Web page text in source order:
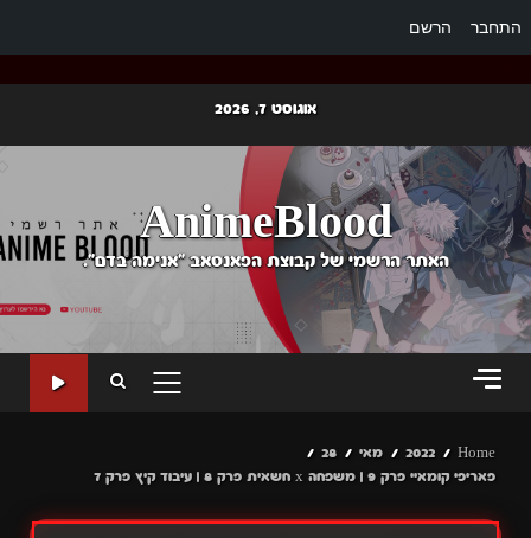
התחבר הרשם
content
אוגוסט 7, 2026
AnimeBlood
האתר הרשמי של קבוצת הפאנסאב "אנימה בדם".
PRIMARY
Home
2022 מאי
28
פאריפי קומאיי פרק 9 | משפחה x חשאית פרק 8 | עיבוד קיץ פרק 7